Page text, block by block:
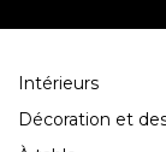
Intérieurs
Décoration et